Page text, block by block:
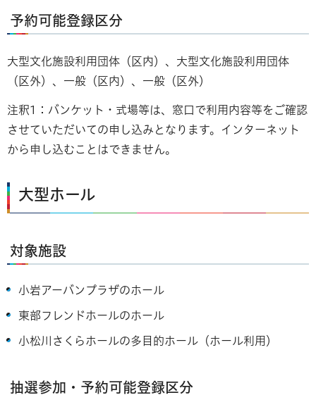
予約可能登録区分
大型文化施設利用団体（区内）、大型文化施設利用団体
（区外）、一般（区内）、一般（区外）
注釈1：バンケット・式場等は、窓口で利用内容等をご確認
させていただいての申し込みとなります。インターネット
から申し込むことはできません。
大型ホール
対象施設
小岩アーバンプラザのホール
東部フレンドホールのホール
小松川さくらホールの多目的ホール（ホール利用）
抽選参加・予約可能登録区分